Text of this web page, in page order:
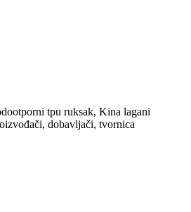
tpu ruksak, Kina lagani
dobavljači, tvornica